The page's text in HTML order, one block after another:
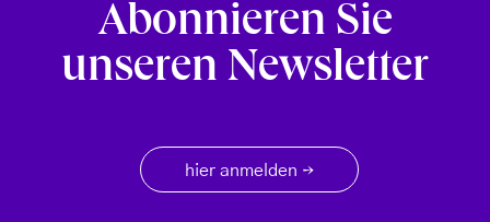
Abonnieren Sie
unseren Newsletter
hier anmelden →